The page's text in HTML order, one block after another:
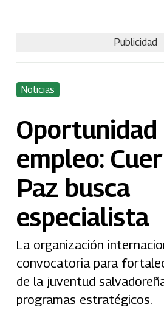
Publicidad
Noticias
Oportunidad
empleo:
Paz busca
especialista
La organización
convocatoria para
de la juventud
programas estratégicos.